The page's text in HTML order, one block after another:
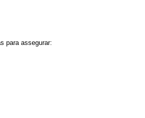
para assegurar: